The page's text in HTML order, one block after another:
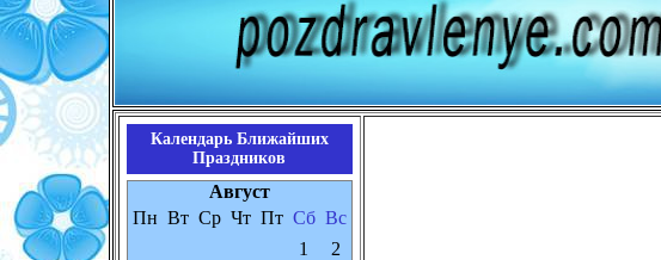
Календарь Ближайших
Праздников
Август
Пн Вт Ср Чт Пт Сб Вс
1
2